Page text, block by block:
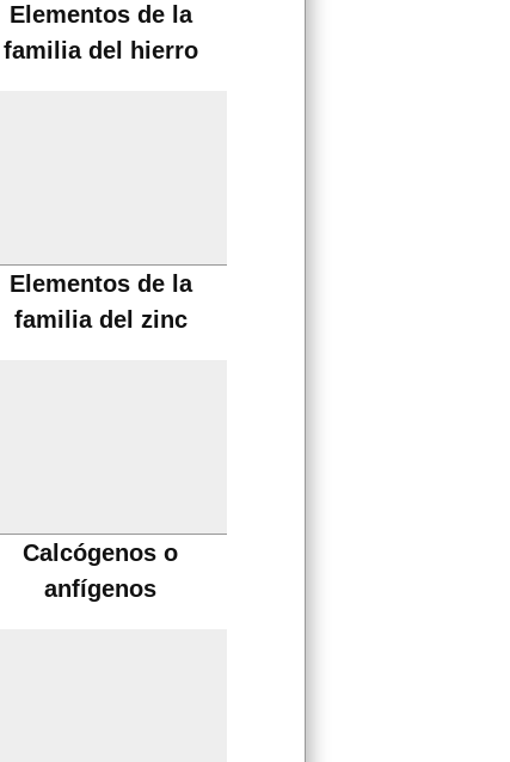
Elementos de la
familia del hierro
Elementos de la
familia del zinc
Calcógenos o
anfígenos